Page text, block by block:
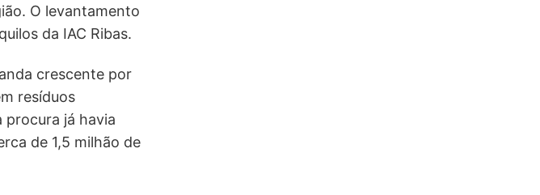
O levantamento
da IAC Ribas.
crescente por
resíduos
procura já havia
de 1,5 milhão de